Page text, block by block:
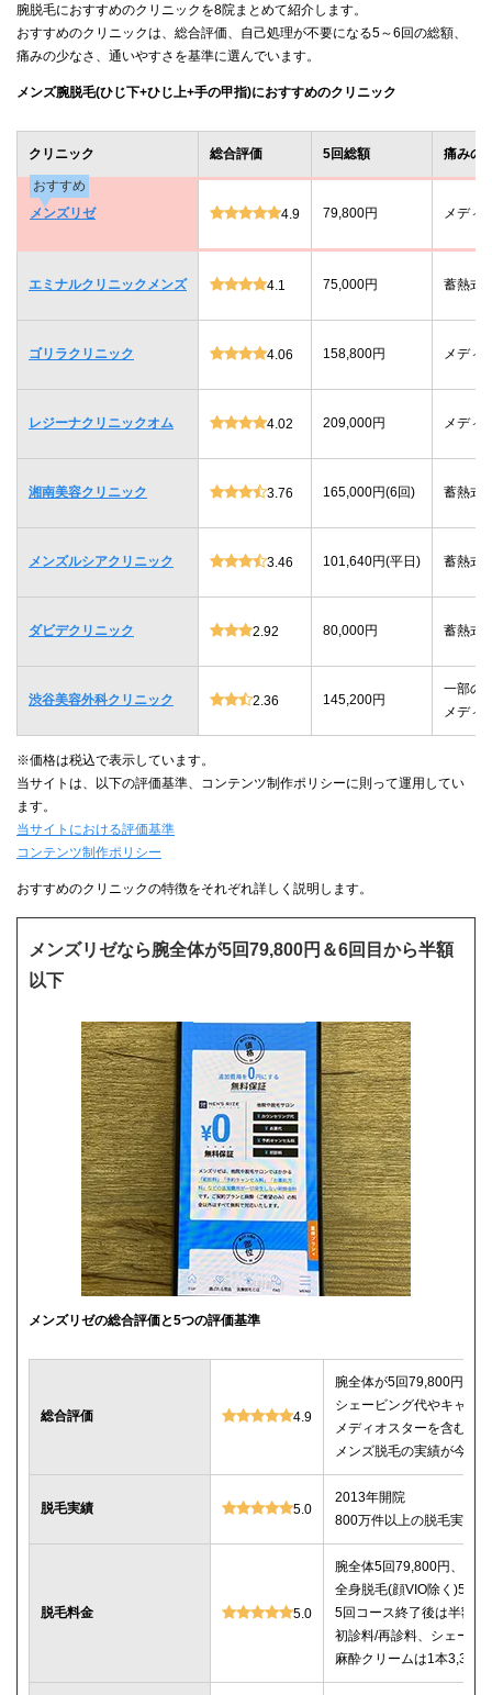
腕脱毛におすすめのクリニックを8院まとめて紹介します。
おすすめのクリニックは、総合評価、自己処理が不要になる5～6回の総額、
痛みの少なさ、通いやすさを基準に選んでいます。
メンズ腕脱毛(ひじ下+ひじ上+手の甲指)におすすめのクリニック
クリニック 総合評価 5回総額 痛みの
おすすめ
メンズリゼ
4.9 79,800円 メディ
エミナルクリニックメンズ 4.1 75,000円 蓄熱式
ゴリラクリニック 4.06 158,800円 メディ
レジーナクリニックオム 4.02 209,000円 メディ
湘南美容クリニック 3.76 165,000円(6回) 蓄熱式
メンズルシアクリニック 3.46 101,640円(平日) 蓄熱式
ダビデクリニック 2.92 80,000円 蓄熱式
渋谷美容外科クリニック 2.36 145,200円
一部の
メディ
※価格は税込で表示しています。
当サイトは、以下の評価基準、コンテンツ制作ポリシーに則って運用してい
ます。
当サイトにおける評価基準
コンテンツ制作ポリシー
おすすめのクリニックの特徴をそれぞれ詳しく説明します。
メンズリゼなら腕全体が5回79,800円＆6回目から半額
以下
メンズリゼの総合評価と5つの評価基準
総合評価 4.9
腕全体が5回79,800円＆6
シェービング代やキャン
メディオスターを含む4
メンズ脱毛の実績が今回
脱毛実績 5.0
2013年開院
800万件以上の脱毛実績
脱毛料金 5.0
腕全体5回79,800円、7回
全身脱毛(顔VIO除く)5回
5回コース終了後は半額
初診料/再診料、シェービ
麻酔クリームは1本3,300